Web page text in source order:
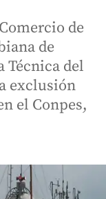
de
de
Técnica del
exclusión
el Conpes,